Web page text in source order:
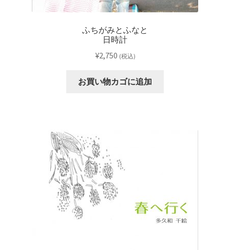
ふちがみとふなと
日時計
¥2,750 (税込)
お買い物カゴに追加